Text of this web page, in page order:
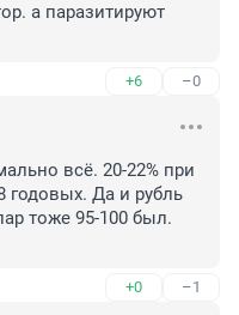
а паразитируют
+6 –0
всё. 20-22% при
годовых. Да и рубль
тоже 95-100 был.
+0 –1